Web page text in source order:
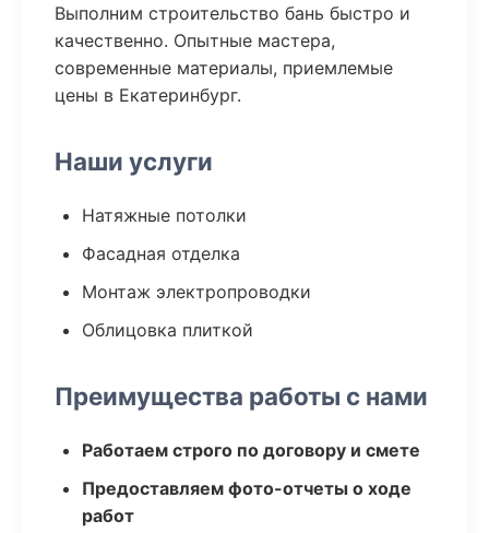
Выполним строительство бань быстро и
качественно. Опытные мастера,
современные материалы, приемлемые
цены в Екатеринбург.
Наши услуги
Натяжные потолки
Фасадная отделка
Монтаж электропроводки
Облицовка плиткой
Преимущества работы с нами
Работаем строго по договору и смете
Предоставляем фото-отчеты о ходе
работ